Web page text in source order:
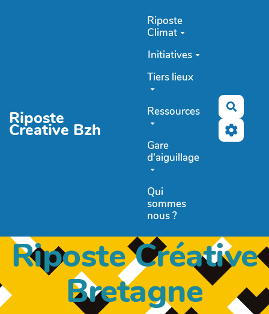
Riposte
Creative Bzh
Riposte
Climat
Initiatives
Tiers lieux
Ressources
Gare
d'aiguillage
Qui
sommes
nous ?
Riposte Créative
Bretagne